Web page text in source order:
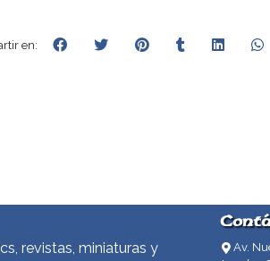
en:
revistas, miniaturas y
Av.